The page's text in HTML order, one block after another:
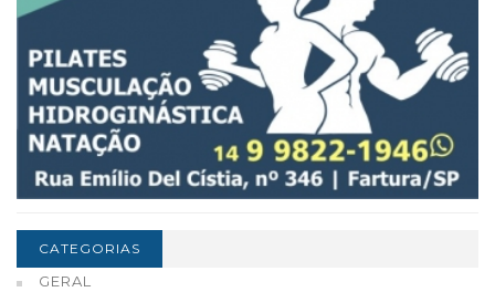
CATEGORIAS
GERAL